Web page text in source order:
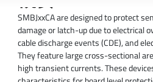
SMBJxxCA are designed to protect
damage or latch-up due to electrical
cable discharge events (CDE), and
They feature large cross-sectional
high transient currents. These